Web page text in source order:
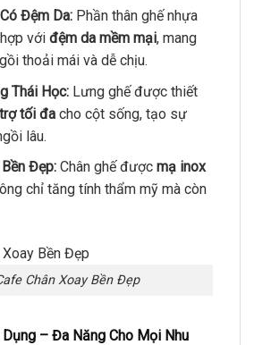
Đệm Da:Phần thân ghế nhựa
với đệm da mềm mại, mang
thoải mái và dễ chịu.
Thái Học:Lưng ghế được thiết
tối đacho cột sống, tạo sự
lâu.
Đẹp:Chân ghế được mạ inox
chỉ tăng tính thẩm mỹ mà còn
Chân Xoay Bền Đẹp
– Đa Năng Cho Mọi Nhu